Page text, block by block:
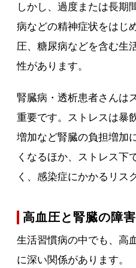
しかし、過度または長期
病などの精神症状をはじ
圧、糖尿病などを含む生
性があります。
腎臓病・透析患者さんは
重要です。ストレスは暴
増加など腎臓の負担増加
くなるほか、ストレス下
く、感染症にかかるリス
高血圧と腎臓の障
生活習慣病の中でも、高
に深い関係があります。